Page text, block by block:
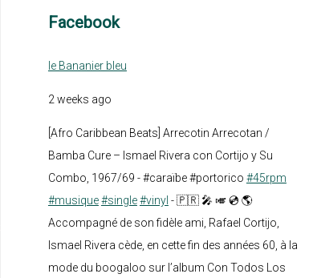
Facebook
le Bananier bleu
2 weeks ago
[Afro Caribbean Beats] Arrecotin Arrecotan /
Bamba Cure – Ismael Rivera con Cortijo y Su
Combo, 1967/69 - #caraïbe #portorico #45rpm
#musique#single#vinyl - 🇵🇷 🎤 🎺 💿 🌎
Accompagné de son fidèle ami, Rafael Cortijo,
Ismael Rivera cède, en cette fin des années 60, à la
mode du boogaloo sur l’album Con Todos Los